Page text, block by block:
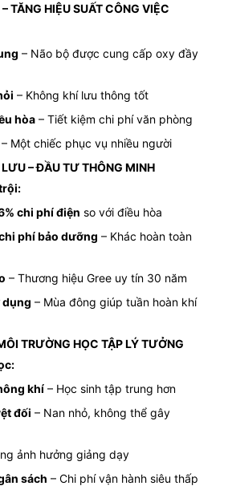
TĂNG HIỆU SUẤT CÔNG VIỆC
– Não bộ được cung cấp oxy đầy
– Không khí lưu thông tốt
hòa – Tiết kiệm chi phí văn phòng
– Một chiếc phục vụ nhiều người
– ĐẦU TƯ THÔNG MINH
chi phí điện so với điều hòa
phí bảo dưỡng – Khác hoàn toàn
– Thương hiệu Gree uy tín 30 năm
dụng – Mùa đông giúp tuần hoàn khí
TRƯỜNG HỌC TẬP LÝ TƯỞNG
khí – Học sinh tập trung hơn
đối – Nan nhỏ, không thể gây
ảnh hưởng giảng dạy
sách – Chi phí vận hành siêu thấp